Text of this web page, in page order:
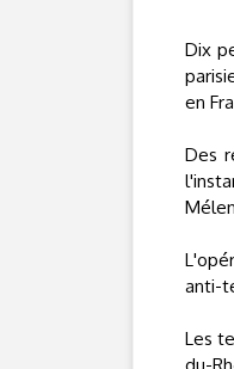
Dix
en
Des
anti-
Les